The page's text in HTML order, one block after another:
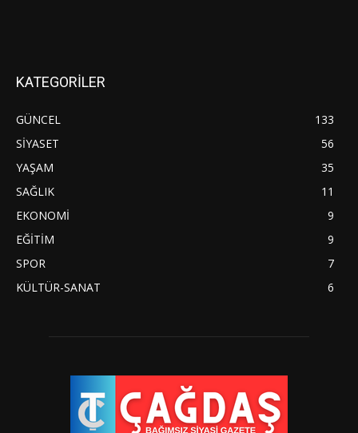
KATEGORİLER
GÜNCEL
133
SİYASET
56
YAŞAM
35
SAĞLIK
11
EKONOMİ
9
EĞİTİM
9
SPOR
7
KÜLTÜR-SANAT
6